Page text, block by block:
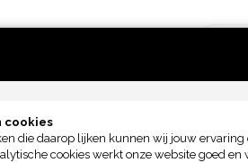
cookies
die daarop lijken kunnen wij jouw
cookies werkt onze website goed
LAPTOPS